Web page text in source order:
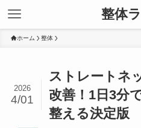
整体
ホーム 整体
ストレートネ
改善！1日3分
整える決定版
2026
4/01